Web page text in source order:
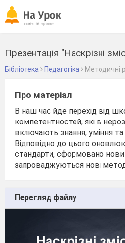
Презентація "Наскрізні
Бібліотека Педагогіка Методичні
Про матеріал
В наш час йде перехід від
компетентностей, які в
включають знання, уміння та
Відповідно до цього
стандарти, сформовано
запроваджуються нові
Перегляд файлу